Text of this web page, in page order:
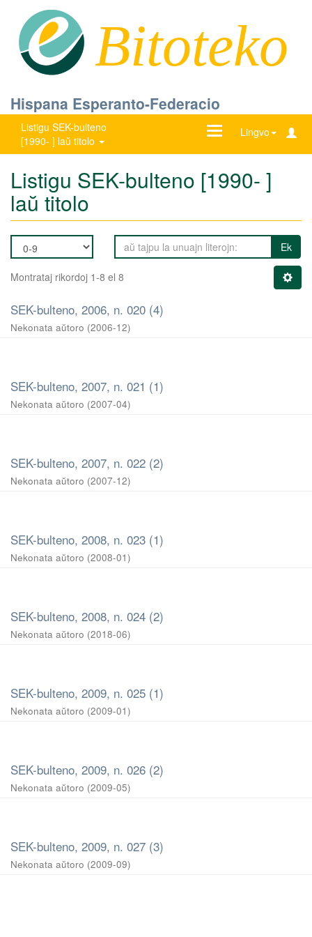
Bitoteko
Hispana Esperanto-Federacio
Listigu SEK-bulteno
[1990- ] laŭ titolo
Lingvo
Ŝanĝu
Listigu SEK-bulteno [1990- ]
laŭ titolo
Ek
Montrataj rikordoj 1-8 el 8
SEK-bulteno, 2006, n. 020 (4)
Nekonata aŭtoro (2006-12)
SEK-bulteno, 2007, n. 021 (1)
Nekonata aŭtoro (2007-04)
SEK-bulteno, 2007, n. 022 (2)
Nekonata aŭtoro (2007-12)
SEK-bulteno, 2008, n. 023 (1)
Nekonata aŭtoro (2008-01)
SEK-bulteno, 2008, n. 024 (2)
Nekonata aŭtoro (2018-06)
SEK-bulteno, 2009, n. 025 (1)
Nekonata aŭtoro (2009-01)
SEK-bulteno, 2009, n. 026 (2)
Nekonata aŭtoro (2009-05)
SEK-bulteno, 2009, n. 027 (3)
Nekonata aŭtoro (2009-09)